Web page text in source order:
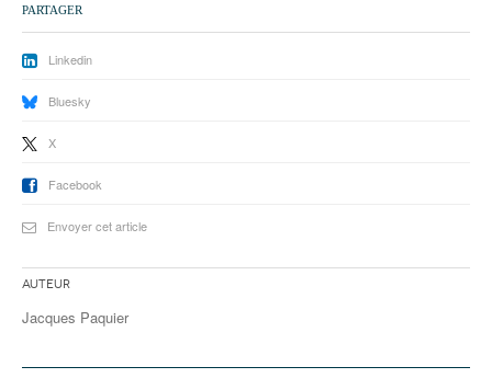
PARTAGER
Linkedin
Bluesky
X
Facebook
Envoyer cet article
Auteur
Jacques Paquier